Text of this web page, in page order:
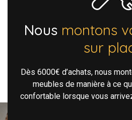
Nous montons
sur
Dès 6000€ d’achats, nous
meubles de manière à ce
confortable lorsque vous